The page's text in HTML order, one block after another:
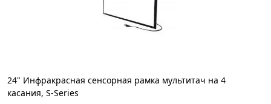
24" Инфракрасная сенсорная рамка мультитач на 4
касания, S-Series